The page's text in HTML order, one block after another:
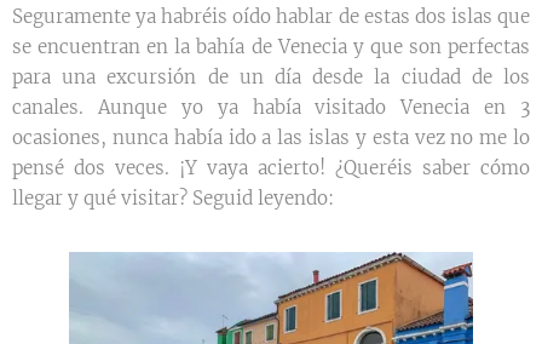
Seguramente ya habréis oído hablar de estas dos islas que
se encuentran en la bahía de Venecia y que son perfectas
para una excursión de un día desde la ciudad de los
canales. Aunque yo ya había visitado Venecia en 3
ocasiones, nunca había ido a las islas y esta vez no me lo
pensé dos veces. ¡Y vaya acierto! ¿Queréis saber cómo
llegar y qué visitar? Seguid leyendo: